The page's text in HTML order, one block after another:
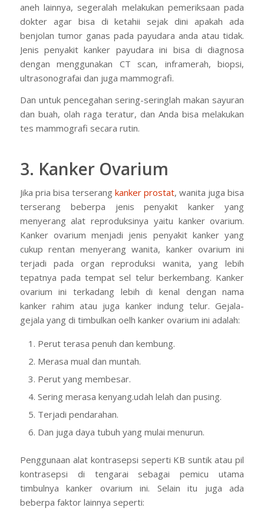
aneh lainnya, segeralah melakukan pemeriksaan pada
dokter agar bisa di ketahii sejak dini apakah ada
benjolan tumor ganas pada payudara anda atau tidak.
Jenis penyakit kanker payudara ini bisa di diagnosa
dengan menggunakan CT scan, inframerah, biopsi,
ultrasonografai dan juga mammografi.
Dan untuk pencegahan sering-seringlah makan sayuran
dan buah, olah raga teratur, dan Anda bisa melakukan
tes mammografi secara rutin.
3. Kanker Ovarium
Jika pria bisa terserang kanker prostat, wanita juga bisa
terserang beberpa jenis penyakit kanker yang
menyerang alat reproduksinya yaitu kanker ovarium.
Kanker ovarium menjadi jenis penyakit kanker yang
cukup rentan menyerang wanita, kanker ovarium ini
terjadi pada organ reproduksi wanita, yang lebih
tepatnya pada tempat sel telur berkembang. Kanker
ovarium ini terkadang lebih di kenal dengan nama
kanker rahim atau juga kanker indung telur. Gejala-
gejala yang di timbulkan oelh kanker ovarium ini adalah:
Perut terasa penuh dan kembung.
Merasa mual dan muntah.
Perut yang membesar.
Sering merasa kenyang.udah lelah dan pusing.
Terjadi pendarahan.
Dan juga daya tubuh yang mulai menurun.
Penggunaan alat kontrasepsi seperti KB suntik atau pil
kontrasepsi di tengarai sebagai pemicu utama
timbulnya kanker ovarium ini. Selain itu juga ada
beberpa faktor lainnya seperti: